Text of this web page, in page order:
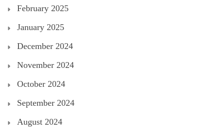
February 2025
January 2025
December 2024
November 2024
October 2024
September 2024
August 2024